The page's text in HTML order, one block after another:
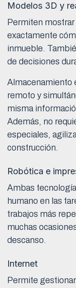
Modelos 3D y
Permiten
exactamente
inmueble.
de decisiones
Almacenamiento
remoto y
misma
Además, no
especiales,
construcción.
Robótica e
Ambas
humano en las
trabajos más
muchas
descanso.
Internet
Permite